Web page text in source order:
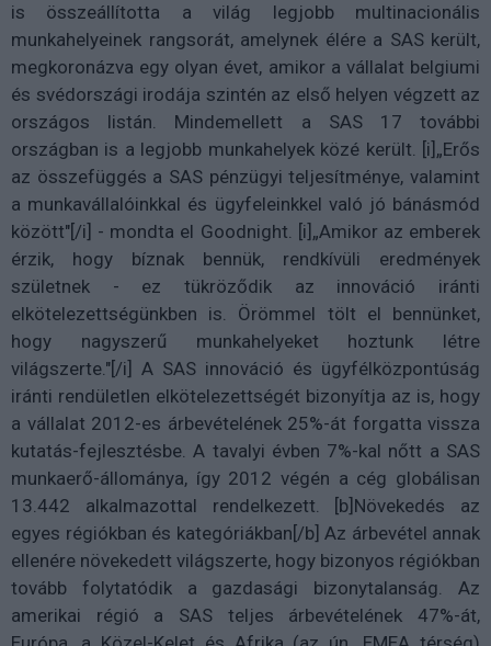
is összeállította a világ legjobb multinacionális
munkahelyeinek rangsorát, amelynek élére a SAS került,
megkoronázva egy olyan évet, amikor a vállalat belgiumi
és svédországi irodája szintén az első helyen végzett az
országos listán. Mindemellett a SAS 17 további
országban is a legjobb munkahelyek közé került. [i]„Erős
az összefüggés a SAS pénzügyi teljesítménye, valamint
a munkavállalóinkkal és ügyfeleinkkel való jó bánásmód
között"[/i] - mondta el Goodnight. [i]„Amikor az emberek
érzik, hogy bíznak bennük, rendkívüli eredmények
születnek - ez tükröződik az innováció iránti
elkötelezettségünkben is. Örömmel tölt el bennünket,
hogy nagyszerű munkahelyeket hoztunk létre
világszerte."[/i] A SAS innováció és ügyfélközpontúság
iránti rendületlen elkötelezettségét bizonyítja az is, hogy
a vállalat 2012-es árbevételének 25%-át forgatta vissza
kutatás-fejlesztésbe. A tavalyi évben 7%-kal nőtt a SAS
munkaerő-állománya, így 2012 végén a cég globálisan
13.442 alkalmazottal rendelkezett. [b]Növekedés az
egyes régiókban és kategóriákban[/b] Az árbevétel annak
ellenére növekedett világszerte, hogy bizonyos régiókban
tovább folytatódik a gazdasági bizonytalanság. Az
amerikai régió a SAS teljes árbevételének 47%-át,